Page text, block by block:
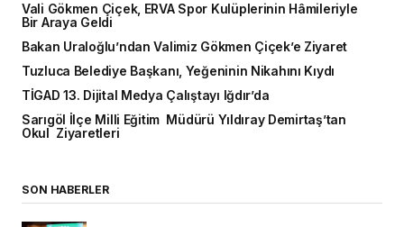
Vali Gökmen Çiçek, ERVA Spor Kulüplerinin Hâmileriyle
Bir Araya Geldi
Bakan Uraloğlu’ndan Valimiz Gökmen Çiçek’e Ziyaret
Tuzluca Belediye Başkanı, Yeğeninin Nikahını Kıydı
TİGAD 13. Dijital Medya Çalıştayı Iğdır’da
Sarıgöl İlçe Milli Eğitim Müdürü Yıldıray Demirtaş’tan
Okul Ziyaretleri
SON HABERLER